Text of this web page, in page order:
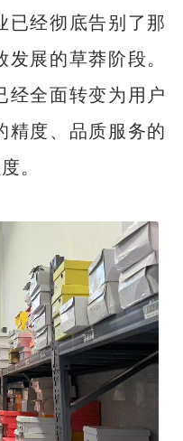
已经彻底告别了那
展的草莽阶段。
经全面转变为用户
精度、品质服务的
。